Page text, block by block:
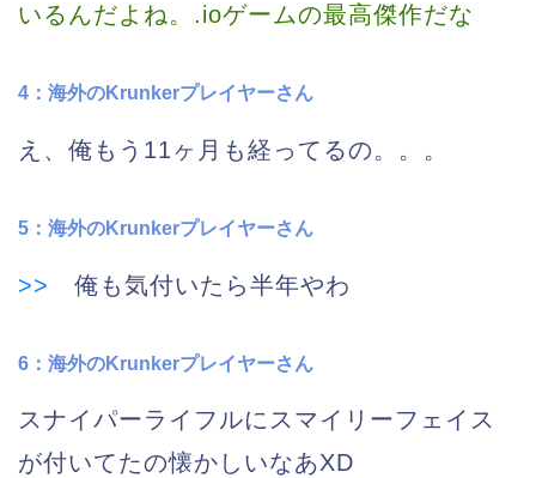
いるんだよね。.ioゲームの最高傑作だな
4：海外のKrunkerプレイヤーさん
え、俺もう11ヶ月も経ってるの。。。
5：海外のKrunkerプレイヤーさん
>> 俺も気付いたら半年やわ
6：海外のKrunkerプレイヤーさん
スナイパーライフルにスマイリーフェイス
が付いてたの懐かしいなあXD